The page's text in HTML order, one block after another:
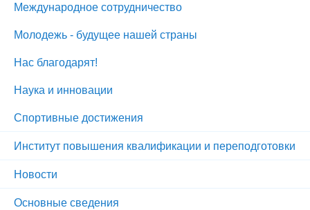
Международное сотрудничество
Молодежь - будущее нашей страны
Нас благодарят!
Наука и инновации
Спортивные достижения
Институт повышения квалификации и переподготовки
Новости
Основные сведения